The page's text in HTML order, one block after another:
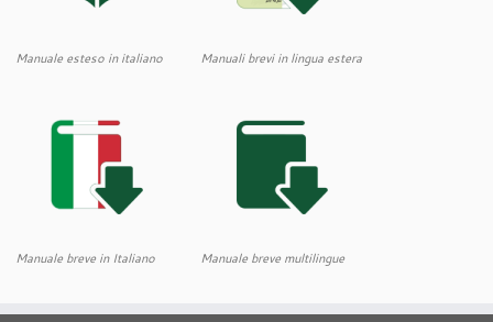
Manuale esteso in italiano Manuali brevi in lingua estera
Manuale breve in Italiano Manuale breve multilingue